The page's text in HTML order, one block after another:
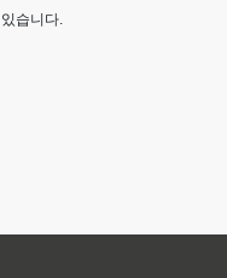
습니다.